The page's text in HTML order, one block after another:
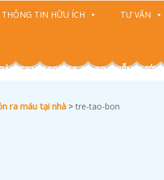
THÔNG TIN HỮU ÍCH TƯ VẤN
CSKH: 1800-55-88-89 (MIỄN CƯỚC)
ra máu tại nhà >tre-tao-bon